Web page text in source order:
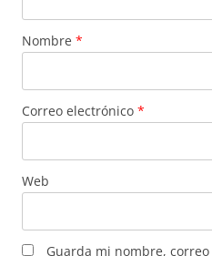
Nombre *
Correo electrónico *
Web
Guarda mi nombre,